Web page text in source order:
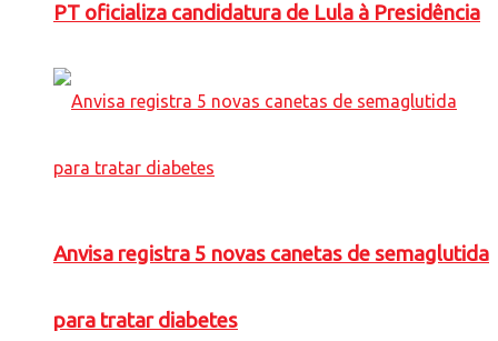
PT oficializa candidatura de Lula à Presidência
Anvisa registra 5 novas canetas de semaglutida
para tratar diabetes